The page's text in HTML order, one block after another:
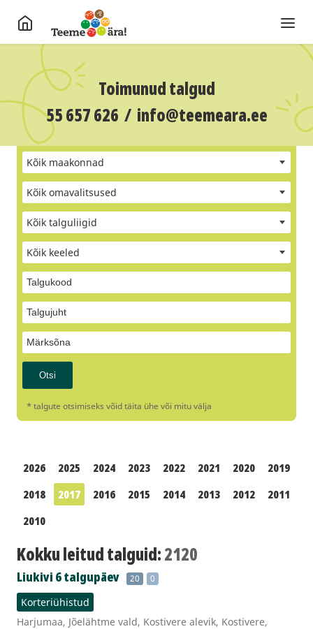
Toimunud talgud
55 657 626 / info@teemeara.ee
Kõik maakonnad
Kõik omavalitsused
Kõik talguliigid
Kõik keeled
* talgute otsimiseks võid täita ühe või mitu välja
2026 2025 2024 2023 2022 2021 2020
2019
2018
2017 2016 2015 2014 2013 2012
2011
2010
Kokku leitud talguid:2120
Liukivi 6 talgupäev 20 0
Korteriühistud
Harjumaa, Jõelähtme vald, Kostivere alevik, Kostivere,